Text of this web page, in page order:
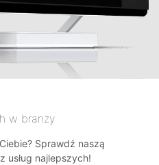
w branży
Sprawdź naszą
usług najlepszych!